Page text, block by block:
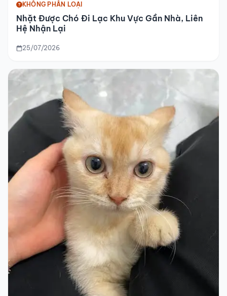
KHÔNG PHÂN LOẠI
Nhặt Được Chó Đi Lạc Khu Vực Gần Nhà, Liên
Hệ Nhận Lại
25/07/2026